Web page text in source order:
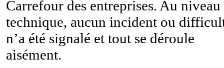
Carrefour des entreprises. Au niveau
technique, aucun incident ou
n’a été signalé et tout se déroule
aisément.